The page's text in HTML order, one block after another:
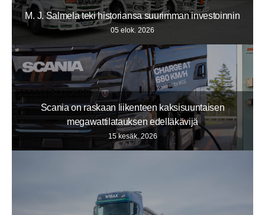
M. J. Salmela teki historiansa suurimman investoinnin
05 elok. 2026
Scania on raskaan liikenteen kaksisuuntaisen
megawattilatauksen edelläkävijä
15 kesäk. 2026